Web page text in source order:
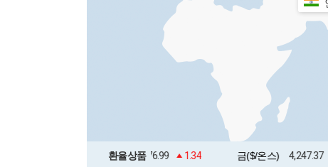
환율상품
76.99 1.34 금($/온스) 4,247.37 169.70